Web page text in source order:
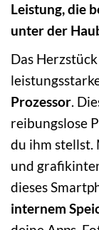
Leistung, die
unter der
Das
Prozessor.
reibungslose
du ihm stellst.
und
dieses
internem